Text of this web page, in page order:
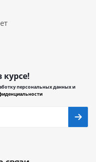
курсе!
персональных данных и